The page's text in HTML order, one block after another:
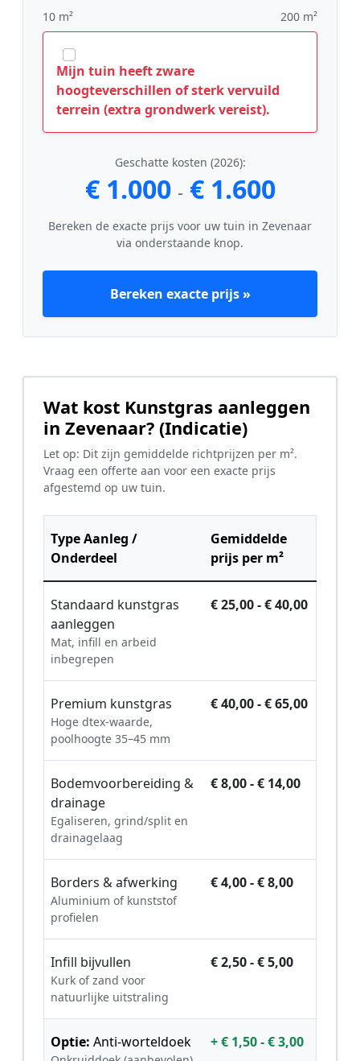
10 m² 200 m²
Mijn tuin heeft zware
hoogteverschillen of sterk vervuild
terrein (extra grondwerk vereist).
Geschatte kosten (2026):
€ 1.000 - € 1.600
Bereken de exacte prijs voor uw tuin in Zevenaar
via onderstaande knop.
Bereken exacte prijs »
Wat kost Kunstgras aanleggen
in Zevenaar? (Indicatie)
Let op: Dit zijn gemiddelde richtprijzen per m².
Vraag een offerte aan voor een exacte prijs
afgestemd op uw tuin.
Type Aanleg /
Onderdeel
Gemiddelde
prijs per m²
Standaard kunstgras
aanleggen
Mat, infill en arbeid
inbegrepen
€ 25,00 - € 40,00
Premium kunstgras
Hoge dtex-waarde,
poolhoogte 35–45 mm
€ 40,00 - € 65,00
Bodemvoorbereiding &
drainage
Egaliseren, grind/split en
drainagelaag
€ 8,00 - € 14,00
Borders & afwerking
Aluminium of kunststof
profielen
€ 4,00 - € 8,00
Infill bijvullen
Kurk of zand voor
natuurlijke uitstraling
€ 2,50 - € 5,00
Optie: Anti-worteldoek + € 1,50 - € 3,00